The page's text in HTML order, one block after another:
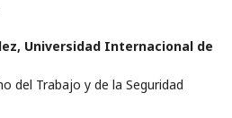
Universidad Internacional de
del Trabajo y de la Seguridad